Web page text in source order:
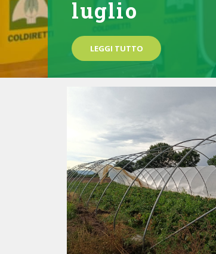
luglio
LEGGI TUTTO